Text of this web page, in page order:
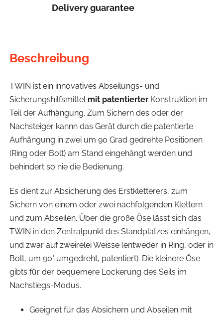
Delivery guarantee
Beschreibung
TWIN ist ein innovatives Abseilungs- und
Sicherungshilfsmittel mit patentierterKonstruktion im
Teil der Aufhängung. Zum Sichern des oder der
Nachsteiger kannn das Gerät durch die patentierte
Aufhängung in zwei um 90 Grad gedrehte Positionen
(Ring oder Bolt) am Stand eingehängt werden und
behindert so nie die Bedienung.
Es dient zur Absicherung des Erstkletterers, zum
Sichern von einem oder zwei nachfolgenden Klettern
und zum Abseilen. Über die große Öse lässt sich das
TWIN in den Zentralpunkt des Standplatzes einhängen,
und zwar auf zweirelei Weisse (entweder in Ring, oder in
Bolt, um 90° umgedreht, patentiert). Die kleinere Öse
gibts für der bequemere Lockerung des Seils im
Nachstiegs-Modus.
Geeignet für das Absichern und Abseilen mit